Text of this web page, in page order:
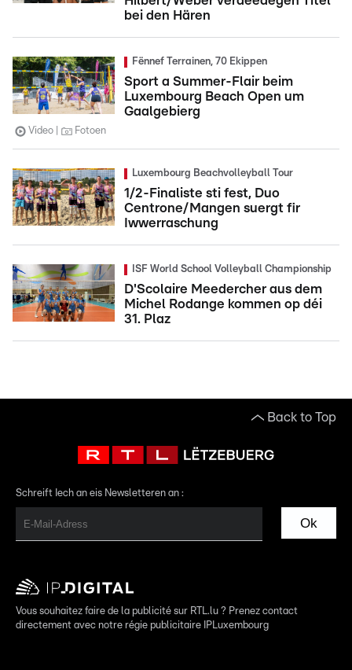
bei den Hären
Fënnef Terrainen, 70 Ekippen
Sport a Summer-Flair beim
Luxembourg Beach Open um
Gaalgebierg
Video Fotoen
Luxembourg Beachvolleyball Tour
1/2-Finaliste sti fest, Duo
Centrone/Mangen suergt fir
Iwwerraschung
ISF World School Volleyball Championship
D'Scolaire Meedercher aus dem
Michel Rodange kommen op déi
31. Plaz
Back to Top
Schreift Iech an eis Newsletteren an :
Ok
Vous souhaitez faire de la publicité sur RTL.lu ? Prenez contact
directement avec notre régie publicitaire IPLuxembourg